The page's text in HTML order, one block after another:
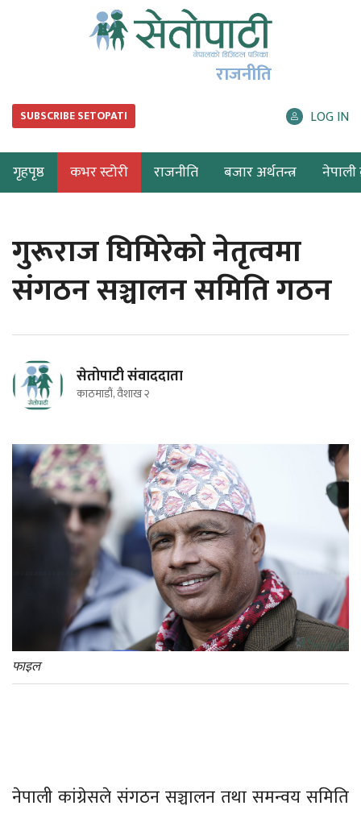
राजनीति
SUBSCRIBE SETOPATI LOG IN
गृहपृष्ठ कभर स्टोरी राजनीति बजार अर्थतन्त्र नेपाली
गुरूराज घिमिरेको नेतृत्वमा
संगठन सञ्चालन समिति गठन
सेतोपाटी संवाददाता
काठमाडौं, वैशाख २
फाइल
नेपाली कांग्रेसले संगठन सञ्चालन तथा समन्वय समिति